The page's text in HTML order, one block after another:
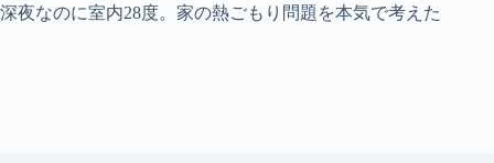
深夜なのに室内28度。家の熱ごもり問題を本気で考えた